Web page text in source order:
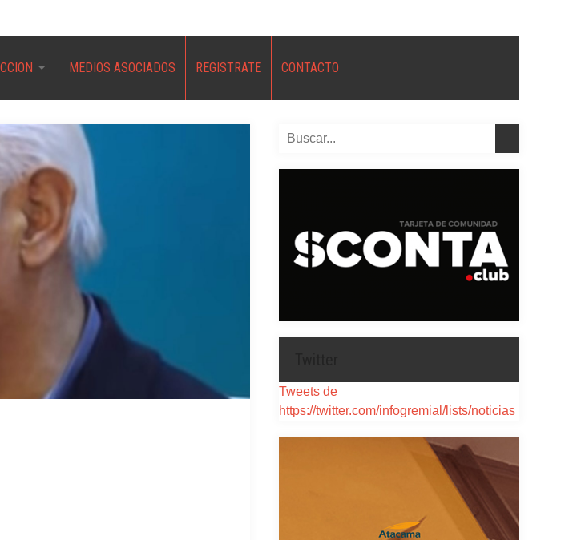
MEDIOS ASOCIADOS REGISTRATE CONTACTO
Tweets de
https://twitter.com/infogremial/lists/noticias